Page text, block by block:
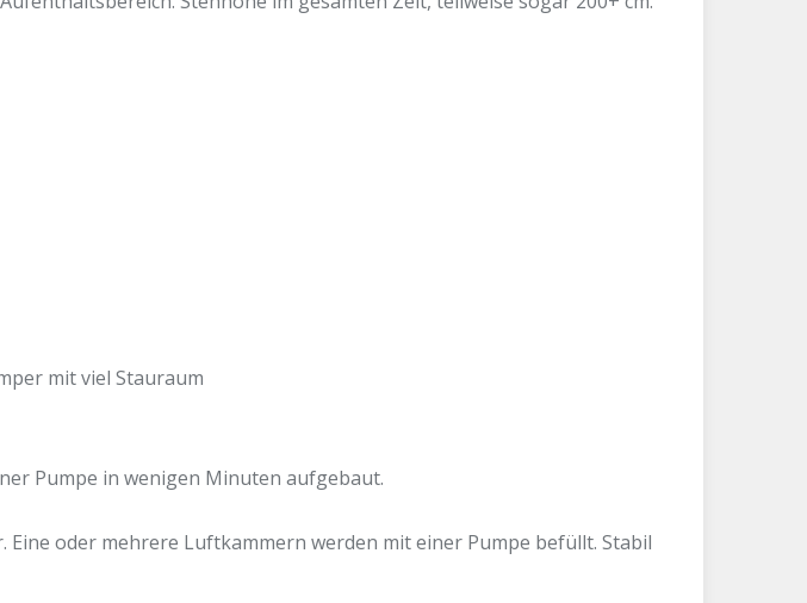
mit viel Stauraum
Pumpe in wenigen Minuten aufgebaut.
oder mehrere Luftkammern werden mit einer Pumpe befüllt. Stabil